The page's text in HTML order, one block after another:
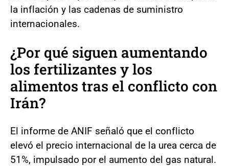
la inflación y las cadenas de suministro
internacionales.
¿Por qué siguen aumentando
los fertilizantes y los
alimentos tras el conflicto con
Irán?
El informe de ANIF señaló que el conflicto
elevó el precio internacional de la urea cerca de
51%, impulsado por el aumento del gas natural.